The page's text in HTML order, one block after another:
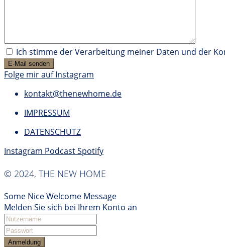
Ich stimme der Verarbeitung meiner Daten und der
Folge mir auf Instagram
kontakt@thenewhome.de
IMPRESSUM
DATENSCHUTZ
Instagram PodcastSpotify
© 2024, THE NEW HOME
Some Nice Welcome Message
Melden Sie sich bei Ihrem Konto an
Anmeldung